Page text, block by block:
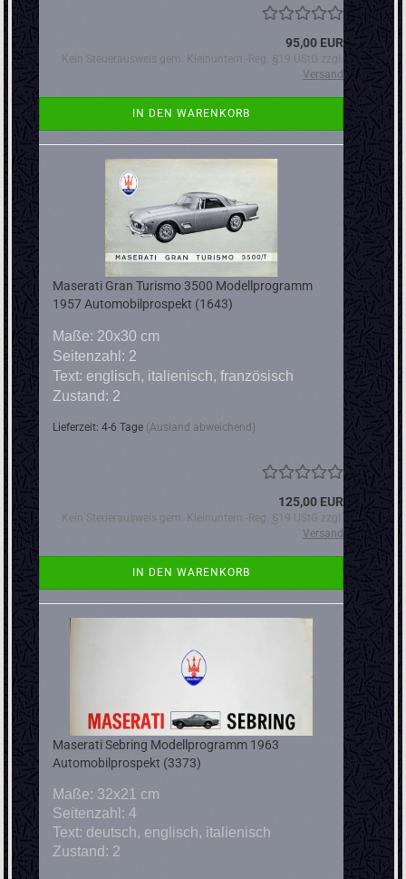
95,00 EUR
Kein Steuerausweis gem. Kleinuntern.-Reg. §19 UStG zzgl.
Versand
IN DEN WARENKORB
Maserati Gran Turismo 3500 Modellprogramm
1957 Automobilprospekt (1643)
Maße: 20x30 cm
Seitenzahl: 2
Text: englisch, italienisch, französisch
Zustand: 2
Lieferzeit: 4-6 Tage (Ausland abweichend)
125,00 EUR
Kein Steuerausweis gem. Kleinuntern.-Reg. §19 UStG zzgl.
Versand
IN DEN WARENKORB
Maserati Sebring Modellprogramm 1963
Automobilprospekt (3373)
Maße: 32x21 cm
Seitenzahl: 4
Text: deutsch, englisch, italienisch
Zustand: 2